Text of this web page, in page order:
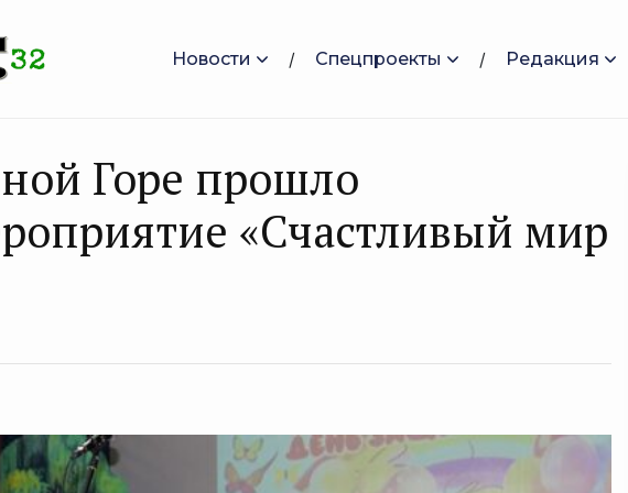
Новости Спецпроекты Редакция
Горе прошло
«Счастливый мир